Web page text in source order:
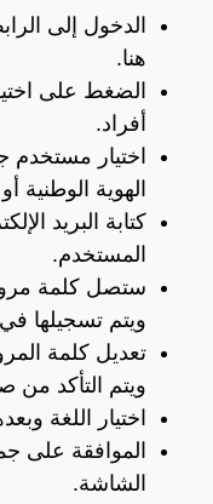
الدخول إلى
هنا.
الضغط على
أفراد.
اختيار مستخدم
الهوية الوطنية
كتابة البريد
المستخدم.
ستصل كلمة
ويتم تسجيلها
تعديل كلمة
ويتم التأكد من
اختيار اللغة
الموافقة على
الشاشة.